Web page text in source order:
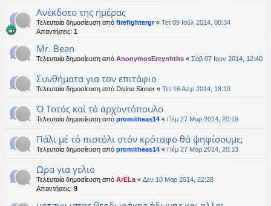
Aνέκδοτο της ημέρας
Τελευταία δημοσίευση από firefightergr« Τετ 09 Ιούλ 2014, 00:34
Απαντήσεις: 1
Mr. Bean
Τελευταία δημοσίευση από AnonymosEreynhths « Σάβ 07 Ιουν 2014, 12:40
Συνθήματα για τον επιτάφιο
Τελευταία δημοσίευση από Divine Sinner « Τετ 16 Απρ 2014, 18:19
Ὀ Τοτός καί τό ἀρχοντόπουλο
Τελευταία δημοσίευση από promitheas14 « Πέμ 27 Μαρ 2014, 20:19
Πάλι μέ τό πιστόλι στόν κρόταφο θά ψηφίσουμε;
Τελευταία δημοσίευση από promitheas14 « Πέμ 27 Μαρ 2014, 20:13
Ωρα για γελιο
Τελευταία δημοσίευση από ArELa « Δευ 10 Μαρ 2014, 22:28
Απαντήσεις: 9